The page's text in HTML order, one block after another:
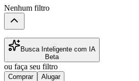
Nenhum filtro
Busca Inteligente com IA
Beta
ou faça seu filtro
Comprar Alugar